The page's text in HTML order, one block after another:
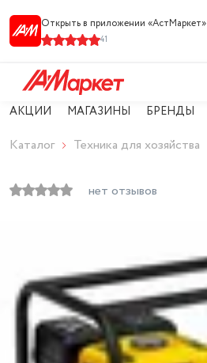
Открыть в приложении «АстМарке‪т‬»
41
АКЦИИ МАГАЗИНЫ БРЕНДЫ
Каталог Техника для хозяйства
нет отзывов